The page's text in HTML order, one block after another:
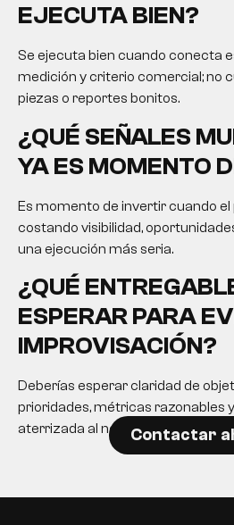
EJECUTA BIEN?
Se ejecuta bien cuando conecta
medición y criterio comercial; no
piezas o reportes bonitos.
¿QUÉ SEÑALES
YA ES MOMENTO
Es momento de invertir cuando
costando visibilidad,
una ejecución más seria.
¿QUÉ
ESPERAR PARA
IMPROVISACIÓN?
Deberías esperar claridad de
prioridades, métricas razonables
aterrizada al negocio.Contactar